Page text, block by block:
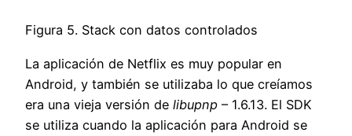
Figura 5. Stack con datos controlados
La aplicación de Netflix es muy popular en
Android, y también se utilizaba lo que creíamos
era una vieja versión de libupnp – 1.6.13. El SDK
se utiliza cuando la aplicación para Android se